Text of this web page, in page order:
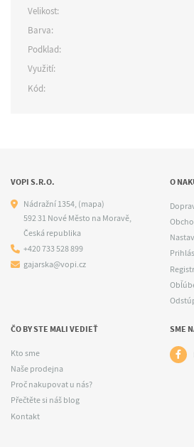
Velikost:
Barva:
Podklad:
Využití:
Kód:
VOPI S.R.O.
Nádražní 1354, (mapa)
592 31 Nové Město na Moravě,
Česká republika
+420 733 528 899
gajarska@vopi.cz
O
ČO BY STE MALI VEDIEŤ
Kto sme
Naše prodejna
Proč nakupovat u nás?
Přečtěte si náš blog
Kontakt
SME